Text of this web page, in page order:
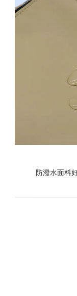
防潑水面料